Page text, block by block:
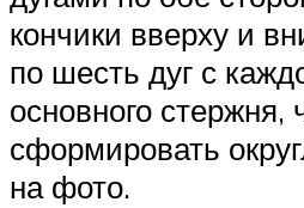
кончики вверху и
по шесть дуг с
основного стержня,
сформировать
на фото.